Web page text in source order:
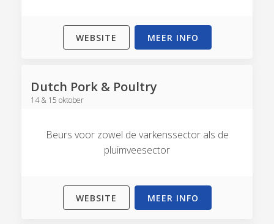
WEBSITE MEER INFO
Dutch Pork & Poultry
14 & 15 oktober
Beurs voor zowel de varkenssector als de
pluimveesector
WEBSITE MEER INFO